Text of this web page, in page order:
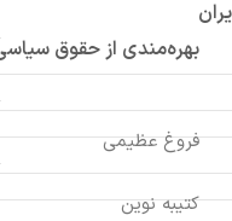
بهره‌مندی از حقوق
فروغ عظیمی
کتیبه نوین